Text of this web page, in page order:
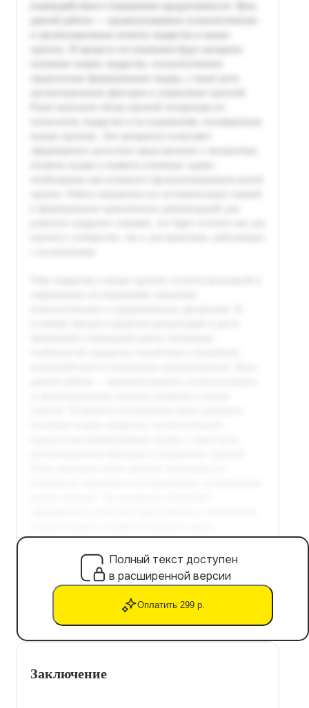
Полный текст доступен
в расширенной версии
Оплатить 299 р.
Заключение